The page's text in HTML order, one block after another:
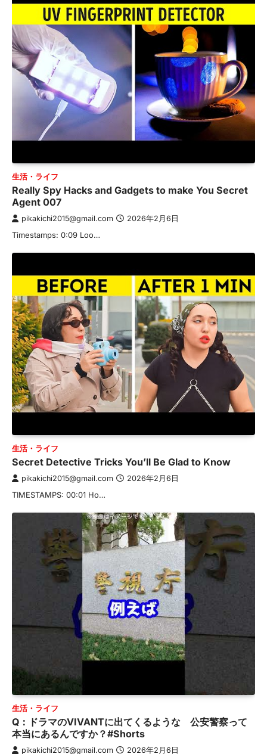
生活・ライフ
Really Spy Hacks and Gadgets to make You Secret
Agent 007
pikakichi2015@gmail.com 2026年2月6日
Timestamps: 0:09 Loo…
生活・ライフ
Secret Detective Tricks You’ll Be Glad to Know
pikakichi2015@gmail.com 2026年2月6日
TIMESTAMPS: 00:01 Ho…
生活・ライフ
Q：ドラマのVIVANTに出てくるような 公安警察って
本当にあるんですか？#Shorts
pikakichi2015@gmail.com 2026年2月6日